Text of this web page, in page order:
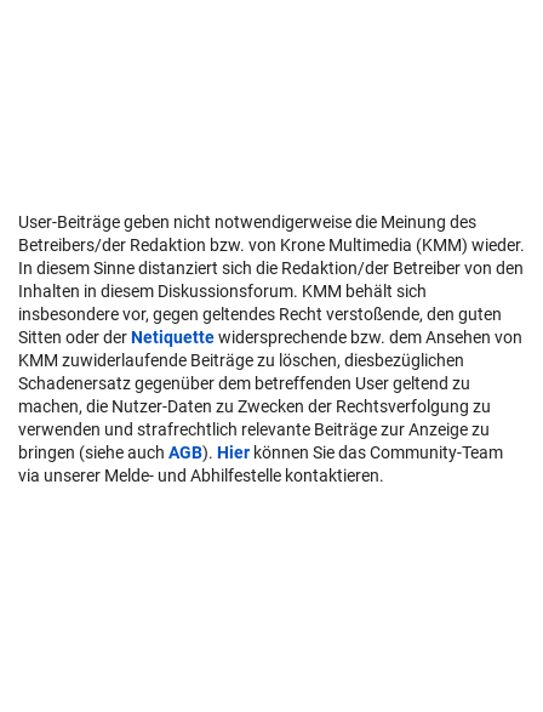
User-Beiträge geben nicht notwendigerweise die Meinung des
Betreibers/der Redaktion bzw. von Krone Multimedia (KMM) wieder.
In diesem Sinne distanziert sich die Redaktion/der Betreiber von den
Inhalten in diesem Diskussionsforum. KMM behält sich
insbesondere vor, gegen geltendes Recht verstoßende, den guten
Sitten oder derNetiquettewidersprechende bzw. dem Ansehen von
KMM zuwiderlaufende Beiträge zu löschen, diesbezüglichen
Schadenersatz gegenüber dem betreffenden User geltend zu
machen, die Nutzer-Daten zu Zwecken der Rechtsverfolgung zu
verwenden und strafrechtlich relevante Beiträge zur Anzeige zu
bringen (siehe auch AGB). Hier können Sie das Community-Team
via unserer Melde- und Abhilfestelle kontaktieren.